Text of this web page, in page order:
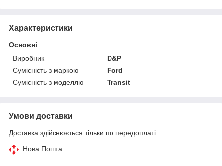
Характеристики
Основні
Виробник
D&P
Сумісність з маркою
Ford
Сумісність з моделлю
Transit
Умови доставки
Доставка здійснюється тільки по передоплаті.
Нова Пошта